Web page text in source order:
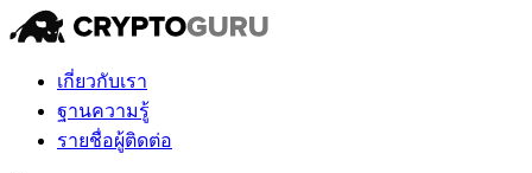
เกี่ยวกับเรา
ฐานความรู้
รายชื่อผู้ติดต่อ